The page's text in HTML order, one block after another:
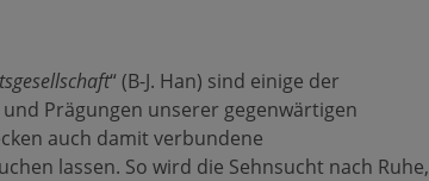
“ (B-J. Han) sind einige der
Prägungen unserer gegenwärtigen
auch damit verbundene
lassen. So wird die Sehnsucht nach Ruhe,